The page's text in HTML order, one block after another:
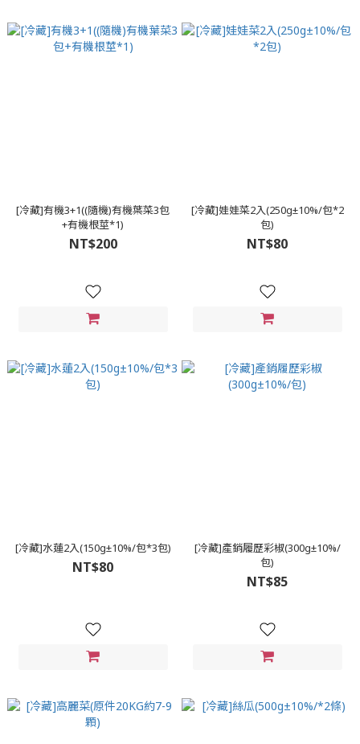
[冷藏]有機3+1((隨機)有機葉菜3包
+有機根莖*1)
NT$200
[冷藏]娃娃菜2入(250g±10%/包*2
包)
NT$80
[冷藏]水蓮2入(150g±10%/包*3包)
NT$80
[冷藏]產銷履歷彩椒(300g±10%/
包)
NT$85